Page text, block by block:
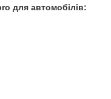
для автомобілів: